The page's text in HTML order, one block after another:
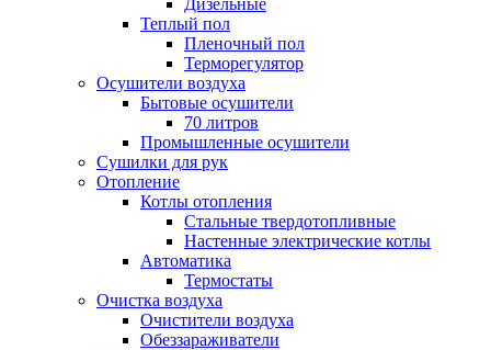
Дизельные
Теплый пол
Пленочный пол
Терморегулятор
Осушители воздуха
Бытовые осушители
70 литров
Промышленные осушители
Сушилки для рук
Отопление
Котлы отопления
Стальные твердотопливные
Настенные электрические котлы
Автоматика
Термостаты
Очистка воздуха
Очистители воздуха
Обеззараживатели